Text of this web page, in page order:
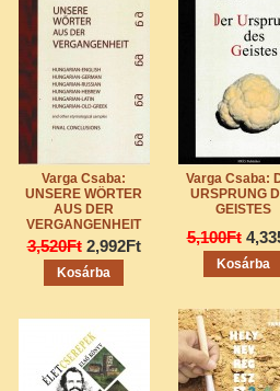
Varga Csaba:
UNSERE WÖRTER
AUS DER
VERGANGENHEIT
3,520Ft 2,992Ft
Varga Csaba:
URSPRUNG
GEISTES
5,100Ft